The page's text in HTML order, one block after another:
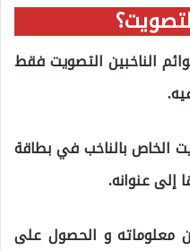
الناخبين التصويت فقط
الخاص بالناخب في بطاقة
إلى عنوانه.
معلوماته و الحصول على